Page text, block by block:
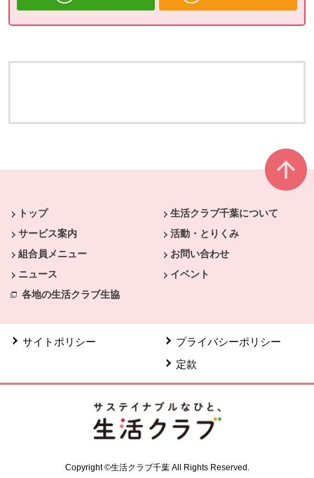
別のウィンドウで開きます。
トップ
生活クラブ千葉について
サービス案内
活動・とりくみ
組合員メニュー
お問い合わせ
ニュース
イベント
各地の生活クラブ生協
サイトポリシー
プライバシーポリシー
定款
Copyright ©生活クラブ千葉 All Rights Reserved.